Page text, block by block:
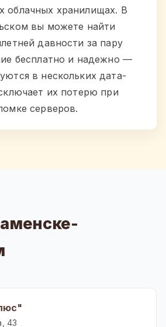
облачных хранилищах. В
вы можете найти
давности за пару
бесплатно и надежно —
в нескольких дата-
их потерю при
серверов.
43